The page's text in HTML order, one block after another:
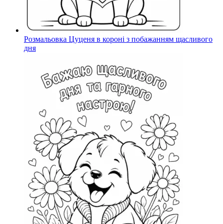
Розмальовка Цуценя в короні з побажанням щасливого
дня